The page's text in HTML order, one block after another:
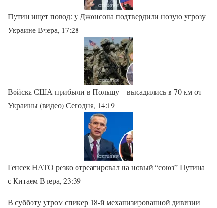
Путин ищет повод: у Джонсона подтвердили новую угрозу
Украине Вчера, 17:28
Войска США прибыли в Польшу – высадились в 70 км от
Украины (видео) Сегодня, 14:19
Генсек НАТО резко отреагировал на новый “союз” Путина
с Китаем Вчера, 23:39
В субботу утром спикер 18-й механизированной дивизии